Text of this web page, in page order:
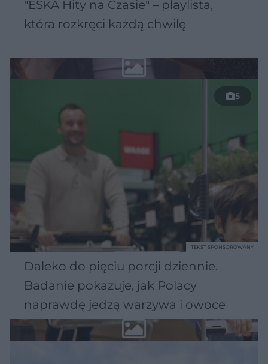
"ESKA Hity na Czasie" – playlista,
która rozkręci każdą chwilę
5
Daleko do pięciu porcji dziennie.
Badanie pokazuje, jak Polacy
naprawdę jedzą warzywa i owoce
TEKST SPONSOROWANY